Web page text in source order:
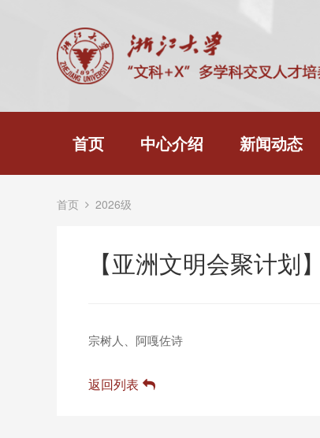
首页 中心介绍 新闻动态
首页 2026级
【亚洲文明会聚计划
宗树人、阿嘎佐诗
返回列表